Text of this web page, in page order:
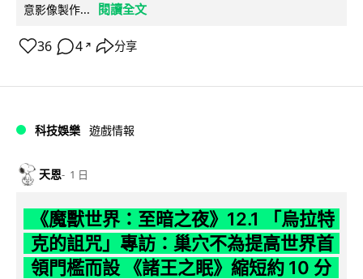
意影像製作...
閱讀全文
36 4 ↗ 分享
科技娛樂 遊戲情報
天恩 1 日
《魔獸世界：至暗之夜》12.1 「烏拉特
克的詛咒」專訪：巢穴不為提高世界首
領門檻而設 《諸王之眠》縮短約 10 分